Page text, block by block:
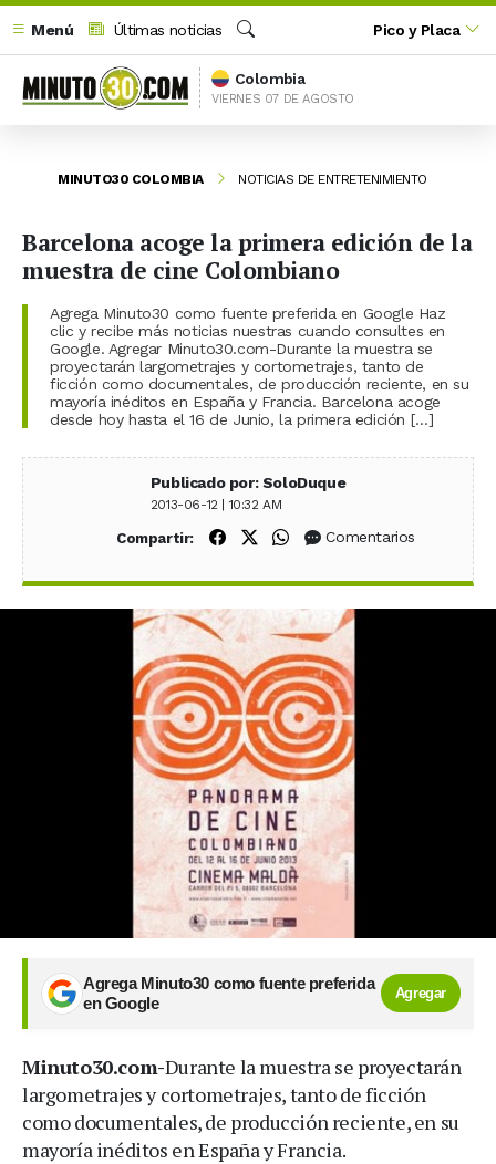
Menú
Últimas noticias
Buscar
Pico y Placa
Colombia
VIERNES 07 DE AGOSTO
MINUTO30 COLOMBIA NOTICIAS DE ENTRETENIMIENTO
Barcelona acoge la primera edición de la
muestra de cine Colombiano
Agrega Minuto30 como fuente preferida en Google Haz
clic y recibe más noticias nuestras cuando consultes en
Google. Agregar Minuto30.com-Durante la muestra se
proyectarán largometrajes y cortometrajes, tanto de
ficción como documentales, de producción reciente, en su
mayoría inéditos en España y Francia. Barcelona acoge
desde hoy hasta el 16 de Junio, la primera edición […]
Publicado por: SoloDuque
2013-06-12 | 10:32 AM
Compartir: Compartir en Facebook
Compartir en X (Twitter)
Compartir en WhatsApp
Comentarios
Agrega Minuto30 como fuente preferida
en Google
Agregar
Minuto30.com-Durante la muestra se proyectarán
largometrajes y cortometrajes, tanto de ficción
como documentales, de producción reciente, en su
mayoría inéditos en España y Francia.